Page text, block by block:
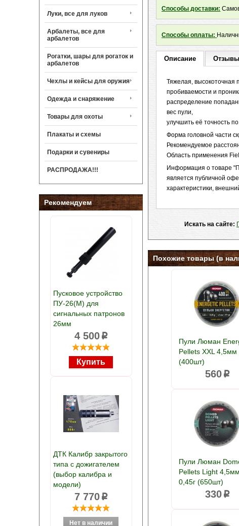
Луки, все для луков
Арбалеты, все для
арбалетов
Рогатки, шары для рогаток и
арбалетов
Чехлы и кейсы для оружия
Одежда и снаряжение
Товары для охоты
Плакаты и схемы
Подарки и сувениры
РАСПРОДАЖА!!!
Рекомендуем
Пусковое устройство
ПУ-26(М) для
сигнальных патронов
26мм
4 500p
ДТК Калибр закрытого
типа с дожигателем
(выбор калибра и
модели)
7 770p
Способы доставки:
Способы оплаты:
Описание
Тяжелая, высокоточная
пробиваемости и
распределение
вес пули,
улучшить её точность
Форма головной части
Рекомендуемое
Область применения
Информация о товаре
является публичной
характеристики,
Искать на сайте:
Похожие товары (в
Пули Люман
Pellets XXL 4,5мм
(400шт)
560p
Пули Люман
Pellets Light 4,5мм
0,45г (650шт)
330p